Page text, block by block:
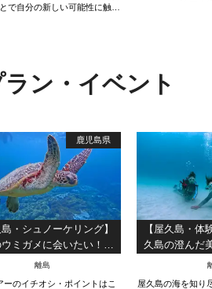
で自分の新しい可能性に触れ
ン・イベント
鹿児島県
島・シュノーケリング】
ミガメに会いたい！ウ
と泳ぐシュノーケリング
離島
ーのイチオシ・ポイントはこ
【屋久島・体
久島の澄んだ
のダイビング
屋久島の海を知り